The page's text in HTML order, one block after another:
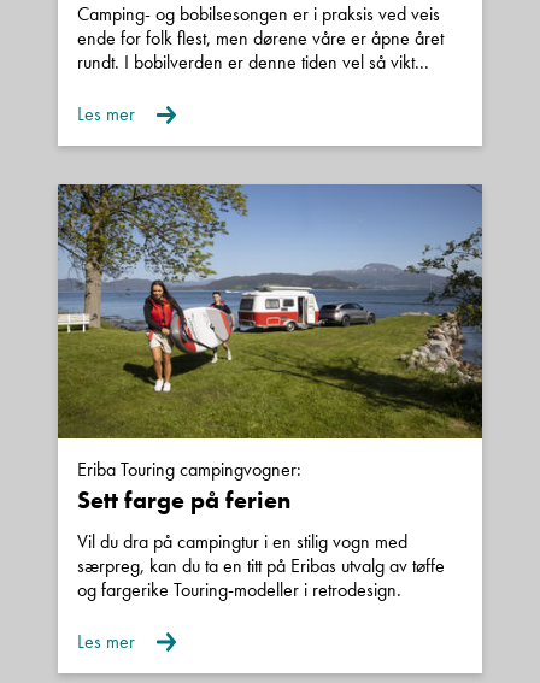
Camping- og bobilsesongen er i praksis ved veis
ende for folk flest, men dørene våre er åpne året
rundt. I bobilverden er denne tiden vel så vikt...
Les mer
Eriba Touring campingvogner:
Sett farge på ferien
Vil du dra på campingtur i en stilig vogn med
særpreg, kan du ta en titt på Eribas utvalg av tøffe
og fargerike Touring-modeller i retrodesign.
Les mer